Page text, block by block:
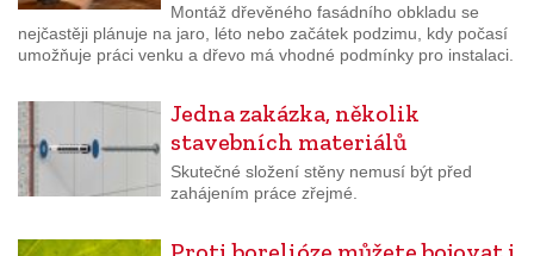
Montáž dřevěného fasádního obkladu se
nejčastěji plánuje na jaro, léto nebo začátek podzimu, kdy počasí
umožňuje práci venku a dřevo má vhodné podmínky pro instalaci.
Jedna zakázka, několik
stavebních materiálů
Skutečné složení stěny nemusí být před
zahájením práce zřejmé.